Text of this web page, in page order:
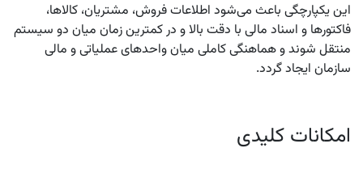
این یکپارچگی باعث می‌شود اطلاعات فروش، مشتریان، کالاها،
فاکتورها و اسناد مالی با دقت بالا و در کمترین زمان میان دو سیستم
منتقل شوند و هماهنگی کاملی میان واحدهای عملیاتی و مالی
سازمان ایجاد گردد.
امکانات کلیدی